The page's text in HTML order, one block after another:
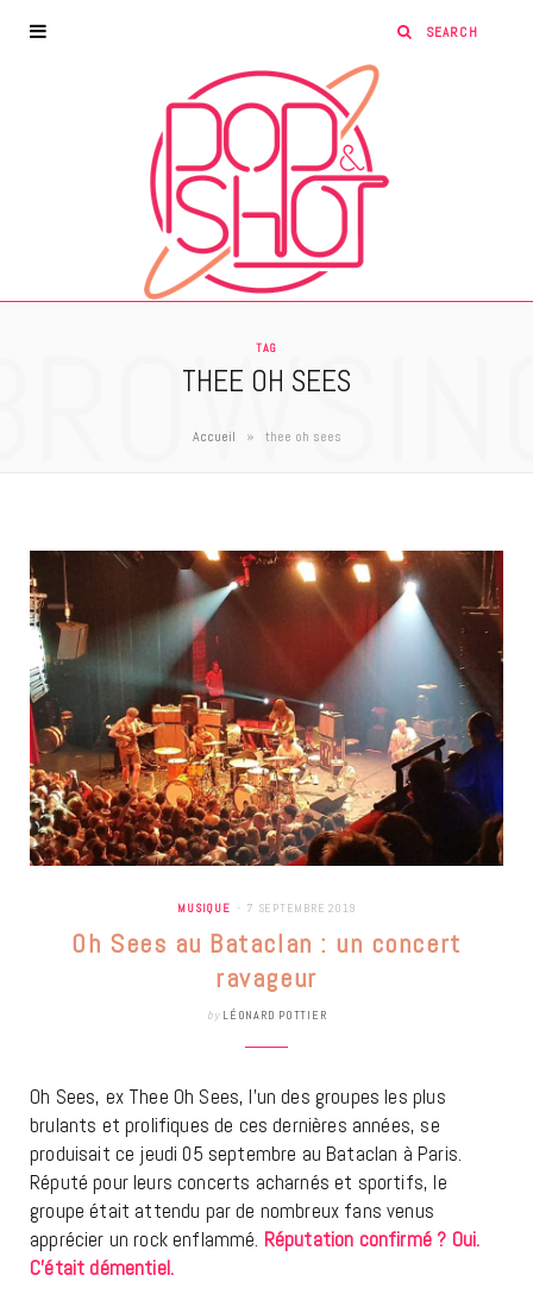
TAG
THEE OH SEES
Accueil » thee oh sees
MUSIQUE 7 SEPTEMBRE 2019
Oh Sees au Bataclan : un concert
ravageur
by LÉONARD POTTIER
Oh Sees, ex Thee Oh Sees, l’un des groupes les plus
brulants et prolifiques de ces dernières années, se
produisait ce jeudi 05 septembre au Bataclan à Paris.
Réputé pour leurs concerts acharnés et sportifs, le
groupe était attendu par de nombreux fans venus
apprécier un rock enflammé. Réputation confirmé ? Oui.
C’était démentiel.